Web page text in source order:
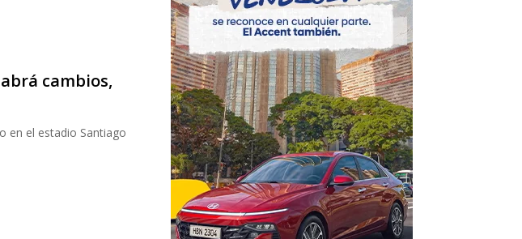
cambios,
en el estadio Santiago